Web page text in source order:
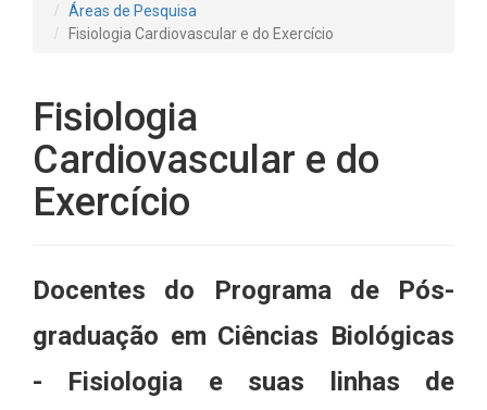
Áreas de Pesquisa
Fisiologia Cardiovascular e do Exercício
Fisiologia
Cardiovascular e do
Exercício
Docentes do Programa de Pós-
graduação em Ciências Biológicas
- Fisiologia e suas linhas de